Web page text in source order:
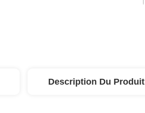
Description Du Produit